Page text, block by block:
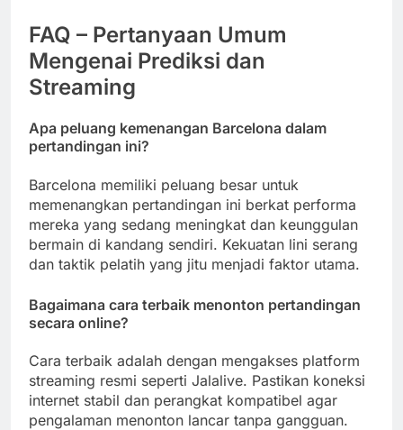
FAQ – Pertanyaan Umum
Mengenai Prediksi dan
Streaming
Apa peluang kemenangan Barcelona dalam
pertandingan ini?
Barcelona memiliki peluang besar untuk
memenangkan pertandingan ini berkat performa
mereka yang sedang meningkat dan keunggulan
bermain di kandang sendiri. Kekuatan lini serang
dan taktik pelatih yang jitu menjadi faktor utama.
Bagaimana cara terbaik menonton pertandingan
secara online?
Cara terbaik adalah dengan mengakses platform
streaming resmi seperti Jalalive. Pastikan koneksi
internet stabil dan perangkat kompatibel agar
pengalaman menonton lancar tanpa gangguan.